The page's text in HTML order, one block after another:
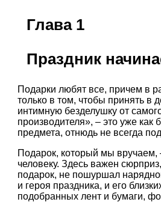
Глава 1
Праздник
Подарки любят все, причем в
только в том, чтобы принять
интимную безделушку от
производителя», – это уже как
предмета, отнюдь не всегда
Подарок, который мы вручаем,
человеку. Здесь важен
подарок, не пошуршал
и героя праздника, и его
подобранных лент и бумаги,